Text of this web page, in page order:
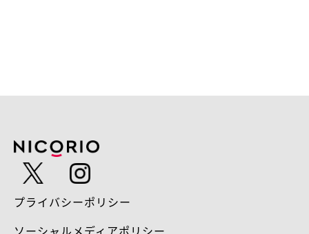
プライバシーポリシー
ソーシャルメディアポリシー